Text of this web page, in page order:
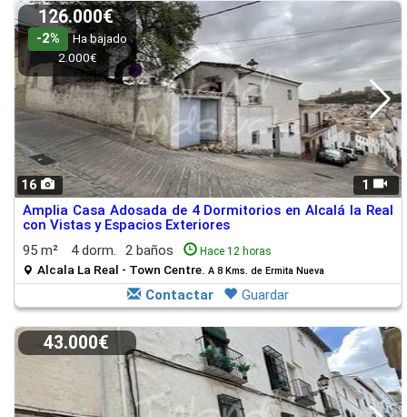
16 1
126.000€
-2%
Ha bajado
2.000€
Amplia Casa Adosada de 4 Dormitorios en Alcalá la Real
con Vistas y Espacios Exteriores
95 m²
4 dorm. 2 baños Hace 12 horas
Alcala La Real - Town Centre. A 8 Kms. de Ermita Nueva
Contactar Guardar
43.000€